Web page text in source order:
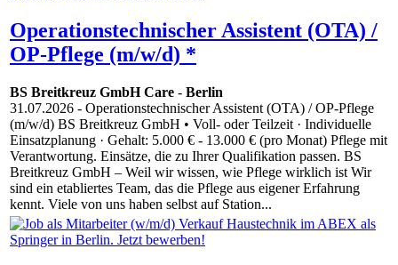
Operationstechnischer Assistent (OTA) /
OP-Pflege (m/w/d) *
BS Breitkreuz GmbH Care - Berlin
31.07.2026 - Operationstechnischer Assistent (OTA) / OP-Pflege
(m/w/d) BS Breitkreuz GmbH • Voll- oder Teilzeit · Individuelle
Einsatzplanung · Gehalt: 5.000 € - 13.000 € (pro Monat) Pflege mit
Verantwortung. Einsätze, die zu Ihrer Qualifikation passen. BS
Breitkreuz GmbH – Weil wir wissen, wie Pflege wirklich ist Wir
sind ein etabliertes Team, das die Pflege aus eigener Erfahrung
kennt. Viele von uns haben selbst auf Station...